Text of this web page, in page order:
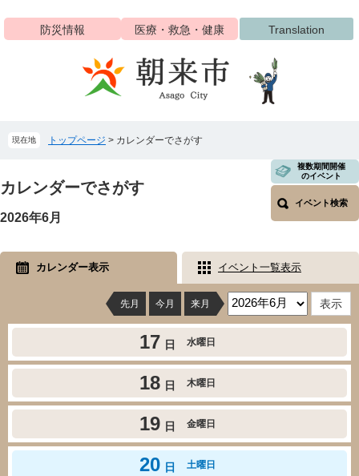
ジ
ュ
へ
防災情報 医療・救急・健康 Translation
現在地 トップページ > カレンダーでさがす
文
カレンダーでさがす
複数期間開催
のイベント
イベント検索
2026年6月
カレンダー表示 イベント一覧表示
先月 今月 来月
17 日 水曜日
18 日 木曜日
19 日 金曜日
20 日 土曜日